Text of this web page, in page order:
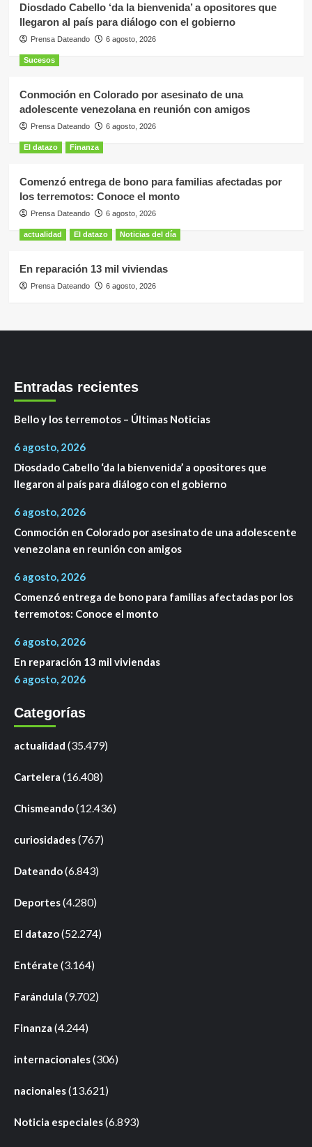
Diosdado Cabello ‘da la bienvenida’ a opositores que
llegaron al país para diálogo con el gobierno
Prensa Dateando 6 agosto, 2026
Sucesos
Conmoción en Colorado por asesinato de una
adolescente venezolana en reunión con amigos
Prensa Dateando 6 agosto, 2026
El datazo Finanza
Comenzó entrega de bono para familias afectadas por
los terremotos: Conoce el monto
Prensa Dateando 6 agosto, 2026
actualidad El datazo Noticias del día
En reparación 13 mil viviendas
Prensa Dateando 6 agosto, 2026
Entradas recientes
Bello y los terremotos – Últimas Noticias
6 agosto, 2026
Diosdado Cabello ‘da la bienvenida’ a opositores que
llegaron al país para diálogo con el gobierno
6 agosto, 2026
Conmoción en Colorado por asesinato de una adolescente
venezolana en reunión con amigos
6 agosto, 2026
Comenzó entrega de bono para familias afectadas por los
terremotos: Conoce el monto
6 agosto, 2026
En reparación 13 mil viviendas
6 agosto, 2026
Categorías
actualidad (35.479)
Cartelera (16.408)
Chismeando(12.436)
curiosidades(767)
Dateando(6.843)
Deportes(4.280)
El datazo(52.274)
Entérate (3.164)
Farándula (9.702)
Finanza (4.244)
internacionales(306)
nacionales(13.621)
Noticia especiales(6.893)